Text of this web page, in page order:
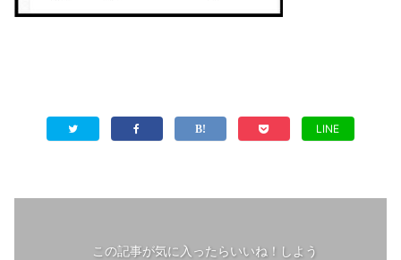
LINE
この記事が気に入ったらいいね！しよう